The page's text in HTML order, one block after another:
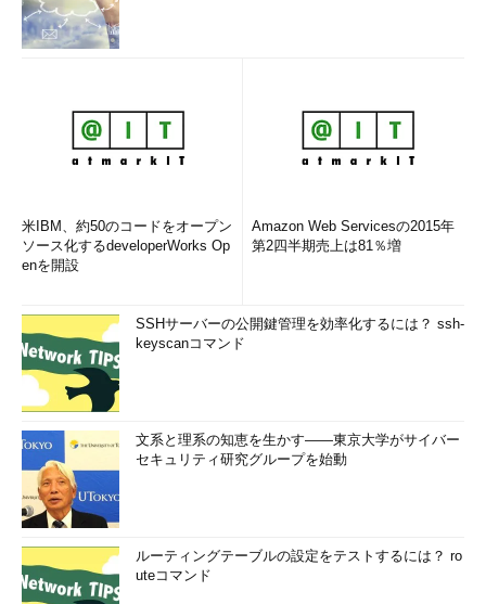
a．ビューの基礎表に行が格納されていること
b．ビューへのSELECT権限
d．ビューの基礎表へのSELECT権限
正解：b
解説
ビューを使用する利点の1つに、アクセス制御があります。
と行にアクセス制限をすることが可能です。
もう1つの利点は、ビューに対する権限さえあれば、ビュー
の基礎表へのアクセス権限は必要ないということです（
b）。
はありません。基礎表が空であってもビューを定義したりビュ
ーを使用したりすることはできます。
選択肢cと選択肢d
限は、ビューの使用には必要ではありません。
問題3
米IBM、約50のコードをオープン
ソース化するdeveloperWorks Op
enを開設
Amazon Web Servicesの2015年
第2四半期売上は81％増
SSHサーバーの公開鍵管理を効率化するには？ ssh-
keyscanコマンド
文系と理系の知恵を生かす――東京大学がサイバー
セキュリティ研究グループを始動
ルーティングテーブルの設定をテストするには？ ro
uteコマンド